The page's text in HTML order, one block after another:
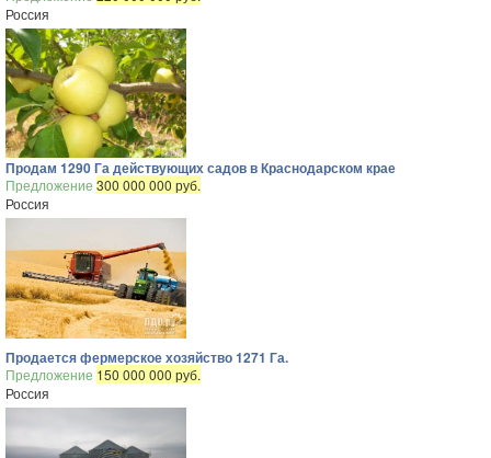
Россия
Продам 1290 Га действующих садов в Краснодарском крае
Предложение 300 000 000 руб.
Россия
Продается фермерское хозяйство 1271 Га.
Предложение 150 000 000 руб.
Россия